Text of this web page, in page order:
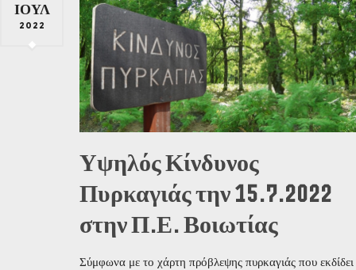
ΙΟΎΛ
2022
Υψηλός Κίνδυνος
Πυρκαγιάς την 15.7.2022
στην Π.Ε. Βοιωτίας
Σύμφωνα με το χάρτη πρόβλεψης πυρκαγιάς που εκδίδει